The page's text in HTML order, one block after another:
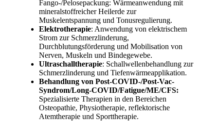
Fango-/Pelosepackung: Wärmeanwendung mit
mineralstoffreicher Heilerde zur
Muskelentspannung und Tonusregulierung.
Elektrotherapie: Anwendung von elektrischem
Strom zur Schmerzlinderung,
Durchblutungsförderung und Mobilisation von
Nerven, Muskeln und Bindegewebe.
Ultraschalltherapie: Schallwellenbehandlung zur
Schmerzlinderung und Tiefenwärmeapplikation.
Behandlung von Post-COVID-/Post-Vac-
Syndrom/Long-COVID/Fatigue/ME/CFS:
Spezialisierte Therapien in den Bereichen
Osteopathie, Physiotherapie, reflektorische
Atemtherapie und Sporttherapie.